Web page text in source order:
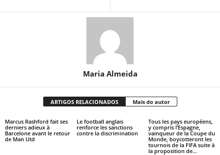
Maria Almeida
ARTIGOS RELACIONADOS Mais do autor
Marcus Rashford fait ses
derniers adieux à
Barcelone avant le retour
de Man Utd
Le football anglais
renforce les sanctions
contre la discrimination
Tous les pays européens,
y compris l’Espagne,
vainqueur de la Coupe du
Monde, boycotteront les
tournois de la FIFA suite à
la proposition de...